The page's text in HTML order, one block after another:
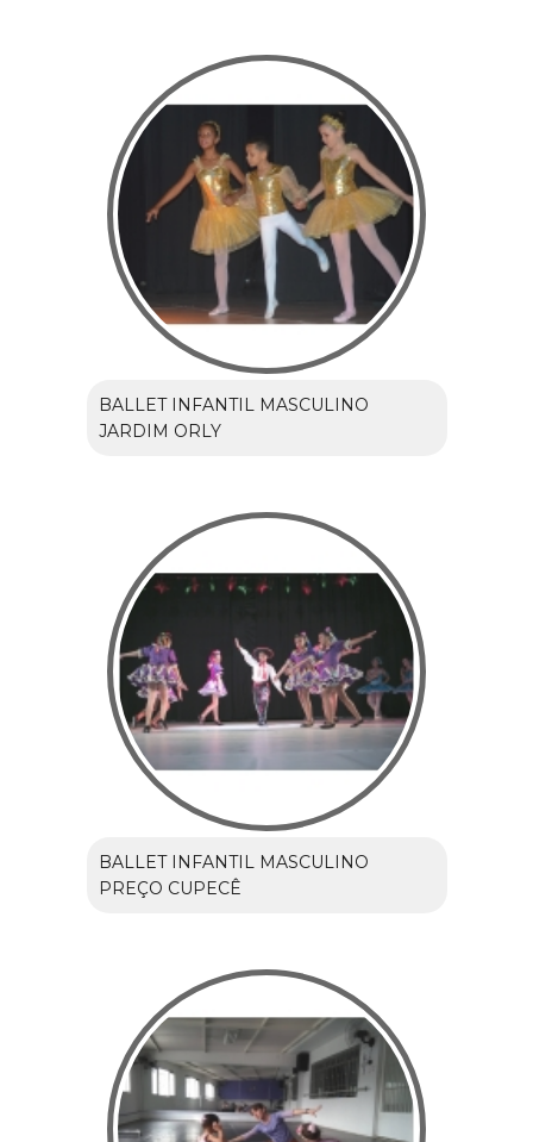
BALLET INFANTIL MASCULINO
JARDIM ORLY
BALLET INFANTIL MASCULINO
PREÇO CUPECÊ